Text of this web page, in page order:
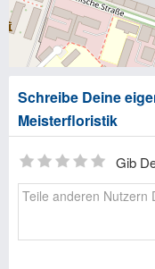
Schreibe Deine
Meisterfloristik
Gib